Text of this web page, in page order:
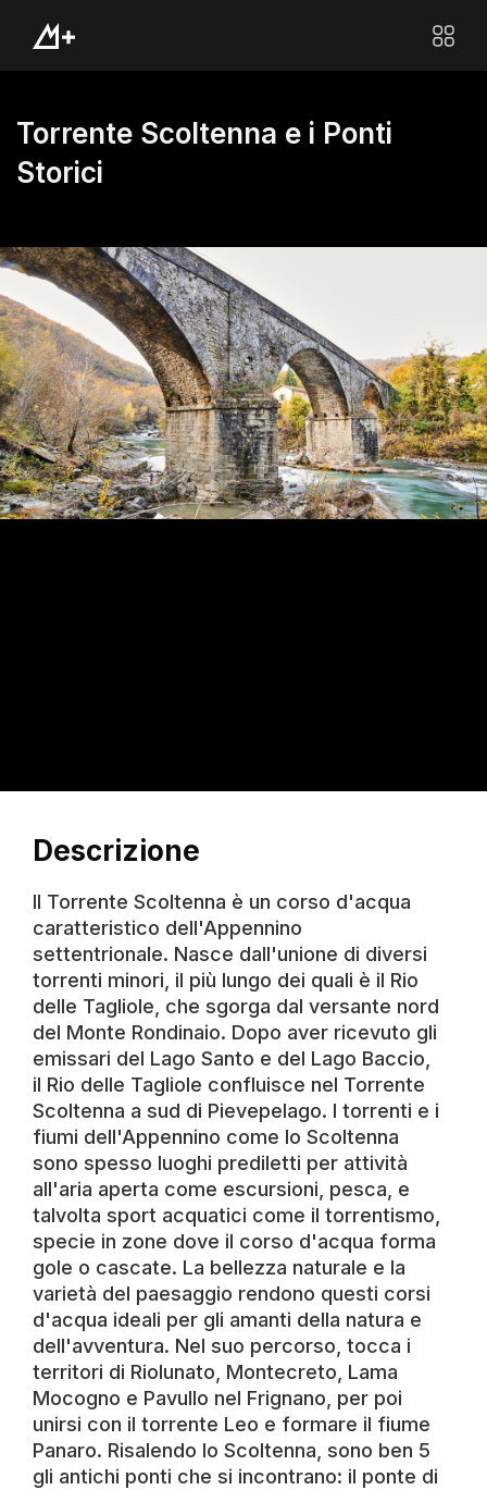
Torrente Scoltenna e i Ponti
Storici
Descrizione
Il Torrente Scoltenna è un corso d'acqua
caratteristico dell'Appennino
settentrionale. Nasce dall'unione di diversi
torrenti minori, il più lungo dei quali è il Rio
delle Tagliole, che sgorga dal versante nord
del Monte Rondinaio. Dopo aver ricevuto gli
emissari del Lago Santo e del Lago Baccio,
il Rio delle Tagliole confluisce nel Torrente
Scoltenna a sud di Pievepelago. I torrenti e i
fiumi dell'Appennino come lo Scoltenna
sono spesso luoghi prediletti per attività
all'aria aperta come escursioni, pesca, e
talvolta sport acquatici come il torrentismo,
specie in zone dove il corso d'acqua forma
gole o cascate. La bellezza naturale e la
varietà del paesaggio rendono questi corsi
d'acqua ideali per gli amanti della natura e
dell'avventura. Nel suo percorso, tocca i
territori di Riolunato, Montecreto, Lama
Mocogno e Pavullo nel Frignano, per poi
unirsi con il torrente Leo e formare il fiume
Panaro. Risalendo lo Scoltenna, sono ben 5
gli antichi ponti che si incontrano: il ponte di